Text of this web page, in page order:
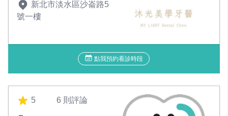
新北市淡水區沙崙路5
號一樓
點我預約看診時段
5 6 則評論